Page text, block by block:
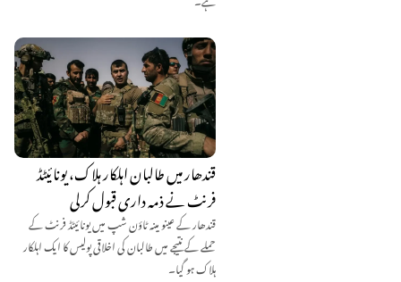
قندھار میں طالبان اہلکار ہلاک، یونائیٹڈ
فرنٹ نے ذمہ داری قبول کرلی
قندھار کے عینو مینہ ٹاؤن شپ میں یونائیٹڈ فرنٹ کے
حملے کے نتیجے میں طالبان کی اخلاقی پولیس کا ایک اہلکار
ہلاک ہو گیا۔